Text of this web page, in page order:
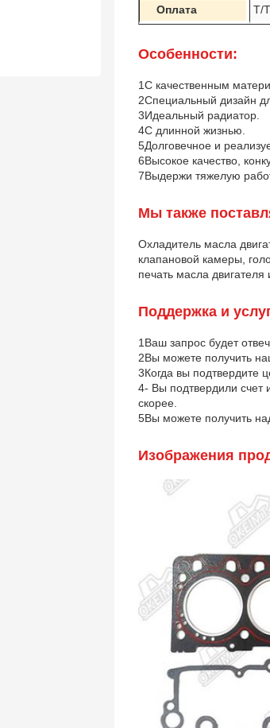
Оплата
T/
Особенности:
1С качественным
2Специальный дизайн
3Идеальный радиатор.
4С длинной жизнью.
5Долговечное и
6Высокое качество,
7Выдержи тяжелую
Мы также
Охладитель масла
клапановой камеры,
печать масла двигателя
Поддержка и
1Ваш запрос будет
2Вы можете получить
3Когда вы подтвердите
4- Вы подтвердили счет
скорее.
5Вы можете получить
Изображения